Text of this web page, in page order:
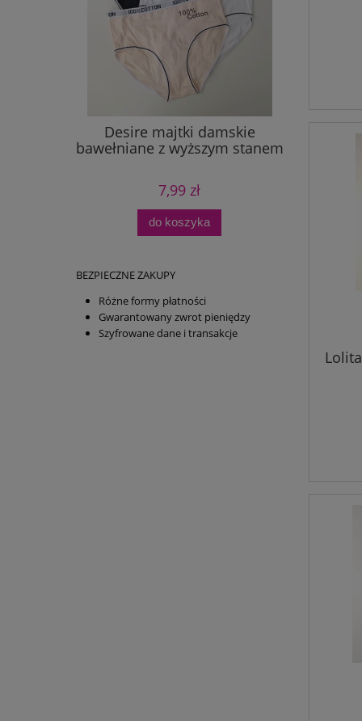
Desire majtki damskie
bawełniane z wyższym stanem
7,99 zł
do koszyka
BEZPIECZNE ZAKUPY
Różne formy płatności
Gwarantowany zwrot pieniędzy
Szyfrowane dane i transakcje